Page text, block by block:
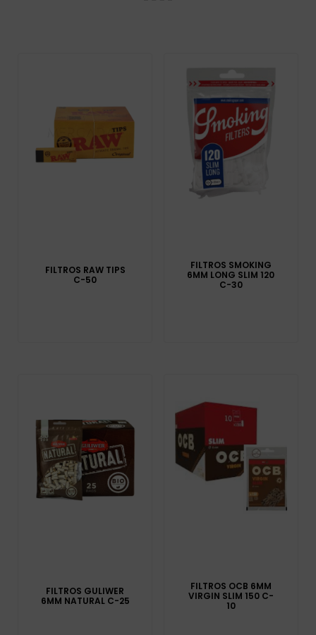
FILTROS RAW TIPS
C-50
FILTROS SMOKING
6MM LONG SLIM 120
C-30
FILTROS GULIWER
6MM NATURAL C-25
FILTROS OCB 6MM
VIRGIN SLIM 150 C-
10